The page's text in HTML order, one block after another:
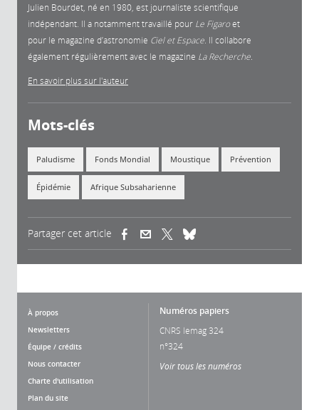
Julien Bourdet, né en 1980, est journaliste scientifique
indépendant. Il a notamment travaillé pour Le Figaroet
pour le magazine d’astronomie Ciel et Espace . Il collabore
également régulièrement avec le magazine La Recherche.
En savoir plus sur l'auteur
Mots-clés
Paludisme Fonds Mondial Moustique Prévention
Épidémie Afrique Subsaharienne
Partager cet article (link is external)(link is external)
À propos
Newsletters
Équipe / crédits
Nous contacter
Charte d'utilisation
Plan du site
Numéros papiers
CNRS lemag 324
n°324
Voir tous les numéros